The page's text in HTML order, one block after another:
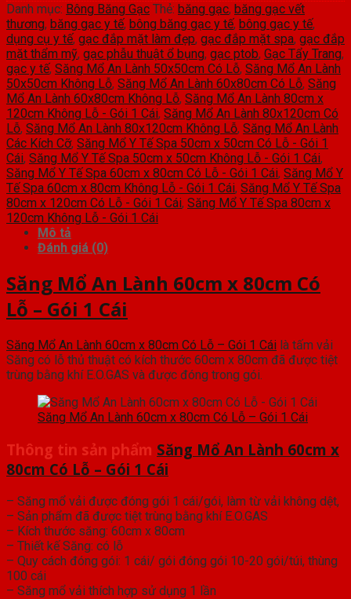
Danh mục: Bông Băng Gạc Thẻ: băng gạc, băng gạc vết
thương, băng gạc y tế, bông băng gạc y tế, bông gạc y tế,
dụng cụ y tế, gạc đắp mặt làm đẹp, gạc đắp mặt spa, gạc đắp
mặt thẩm mỹ, gạc phẫu thuật ổ bụng, gạc ptob, Gạc Tẩy Trang,
gạc y tế, Săng Mổ An Lành 50x50cm Có Lỗ, Săng Mổ An Lành
50x50cm Không Lỗ, Săng Mổ An Lành 60x80cm Có Lỗ, Săng
Mổ An Lành 60x80cm Không Lỗ, Săng Mổ An Lành 80cm x
120cm Không Lỗ - Gói 1 Cái, Săng Mổ An Lành 80x120cm Có
Lỗ, Săng Mổ An Lành 80x120cm Không Lỗ, Săng Mổ An Lành
Các Kích Cỡ, Săng Mổ Y Tế Spa 50cm x 50cm Có Lỗ - Gói 1
Cái, Săng Mổ Y Tế Spa 50cm x 50cm Không Lỗ - Gói 1 Cái,
Săng Mổ Y Tế Spa 60cm x 80cm Có Lỗ - Gói 1 Cái, Săng Mổ Y
Tế Spa 60cm x 80cm Không Lỗ - Gói 1 Cái, Săng Mổ Y Tế Spa
80cm x 120cm Có Lỗ - Gói 1 Cái, Săng Mổ Y Tế Spa 80cm x
120cm Không Lỗ - Gói 1 Cái
Mô tả
Đánh giá (0)
Săng Mổ An Lành 60cm x 80cm Có
Lỗ – Gói 1 Cái
Săng Mổ An Lành 60cm x 80cm Có Lỗ – Gói 1 Cái là tấm vải
Săng có lỗ thủ thuật có kích thước 60cm x 80cm đã được tiệt
trùng bằng khí E.O.GAS và được đóng trong gói.
Săng Mổ An Lành 60cm x 80cm Có Lỗ – Gói 1 Cái
Thông tin sản phẩm Săng Mổ An Lành 60cm x
80cm Có Lỗ – Gói 1 Cái
– Săng mổ vải được đóng gói 1 cái/gói, làm từ vải không dệt,
– Sản phẩm đã được tiệt trùng bằng khí E.O.GAS
– Kích thước săng: 60cm x 80cm
– Thiết kế Săng: có lỗ
– Quy cách đóng gói: 1 cái/ gói đóng gói 10-20 gói/túi, thùng
100 cái
– Săng mổ vải thích hợp sử dụng 1 lần